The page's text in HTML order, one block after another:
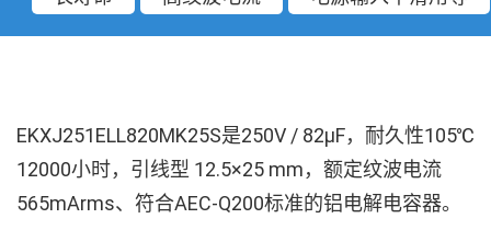
EKXJ251ELL820MK25S是250V / 82µF，耐久性105℃
12000小时，引线型 12.5×25 mm，额定纹波电流
565mArms、符合AEC-Q200标准的铝电解电容器。